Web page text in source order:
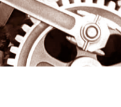
Aller
au
contenu
Cinémolette
Programmation
Molette